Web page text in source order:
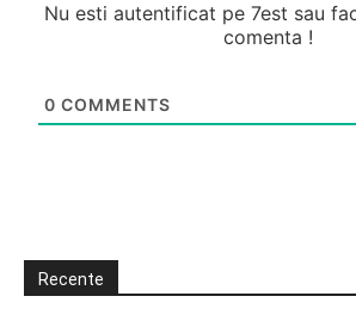
Nu esti autentificat pe 7est sau
comenta !
0 COMMENTS
Recente